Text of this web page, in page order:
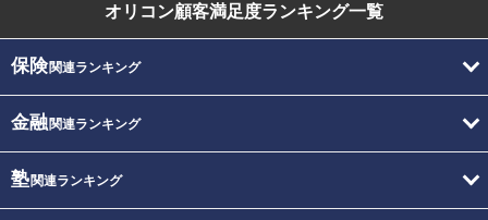
オリコン顧客満足度ランキング一覧
保険関連ランキング
金融関連ランキング
塾関連ランキング